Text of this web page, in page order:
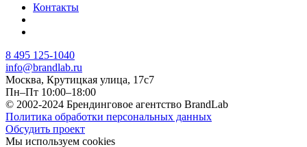
Контакты
8 495 125-1040
info@brandlab.ru
Москва, Крутицкая улица, 17с7
Пн–Пт 10:00–18:00
© 2002-2024 Брендинговое агентство BrandLab
Политика обработки персональных данных
Обсудить проект
Мы используем cookies